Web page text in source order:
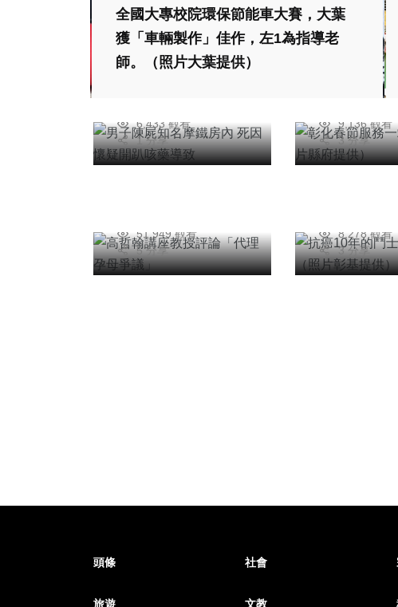
全國大專校院環保節能車大賽，大葉
獲「車輛製作」佳作，左1為指導老
師。（照片大葉提供）
男子陳屍知名摩鐵房
內 死因懷疑開趴咳
藥導致
6,433 觀看
1 分享
彰化春節服
看。（照片
9,136 觀看
3 分享
專欄
高哲翰講座教授評論
51,949 觀看
5 分享
宗教
抗癌10年的
（右）。（
8,278 觀看
3 分享
頭條 社會
旅遊 文教